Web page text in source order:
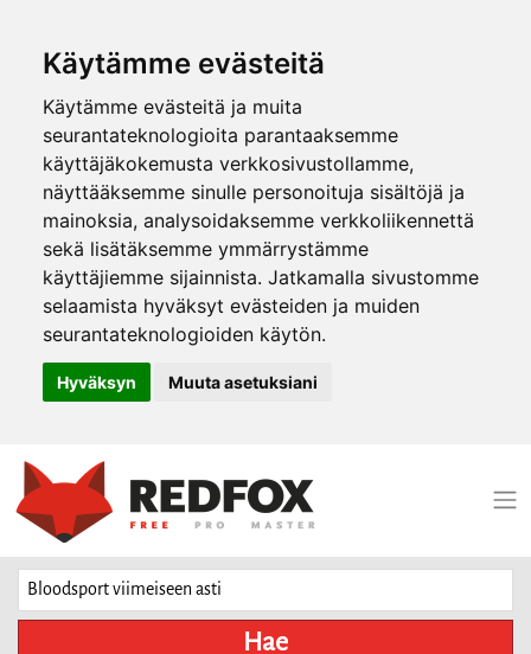
Käytämme evästeitä
Käytämme evästeitä ja muita
seurantateknologioita parantaaksemme
käyttäjäkokemusta verkkosivustollamme,
näyttääksemme sinulle personoituja sisältöjä ja
mainoksia, analysoidaksemme verkkoliikennettä
sekä lisätäksemme ymmärrystämme
käyttäjiemme sijainnista. Jatkamalla sivustomme
selaamista hyväksyt evästeiden ja muiden
seurantateknologioiden käytön.
Hyväksyn Muuta asetuksiani
Hae